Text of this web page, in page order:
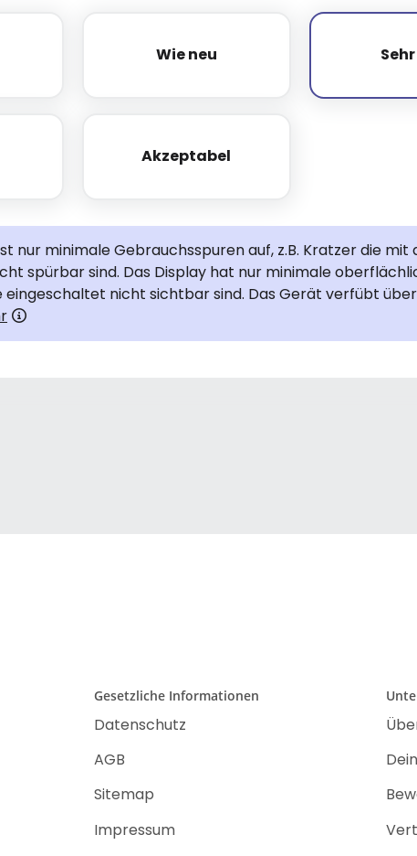
Wie neu
Wie neu
Akzeptabel
Akzeptabel
nur minimale Gebrauchsspuren auf, z.B. Kratzer die mit
spürbar sind. Das Display hat nur minimale
eingeschaltet nicht sichtbar sind. Das Gerät verfübt über
Gesetzliche Informationen
Datenschutz
AGB
Sitemap
Impressum